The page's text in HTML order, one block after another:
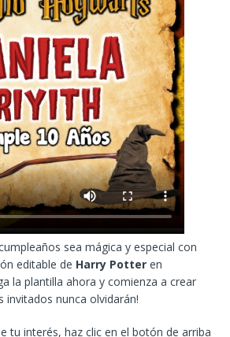
sea mágica y especial con
editable de Harry Potter en
la plantilla ahora y comienza a crear
invitados nunca olvidarán!
tu interés, haz clic en el botón de arriba